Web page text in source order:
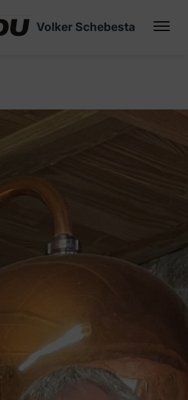
Volker Schebesta